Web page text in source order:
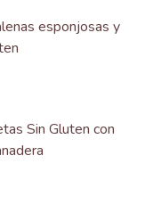
esponjosas y
Sin Gluten con